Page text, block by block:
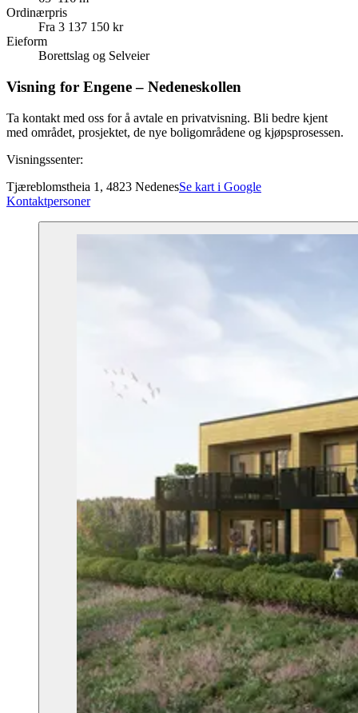
Ordinærpris
Fra 3 137 150 kr
Eieform
Borettslag og Selveier
Visning for Engene – Nedeneskollen
Ta kontakt med oss for å avtale en privatvisning. Bli bedre kjent
med området, prosjektet, de nye boligområdene og kjøpsprosessen.
Visningssenter:
Tjæreblomstheia 1, 4823 NedenesSe kart i Google
Kontaktpersoner